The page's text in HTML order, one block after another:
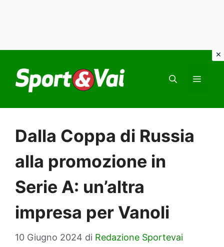
contenuto
Dalla Coppa di Russia
alla promozione in
Serie A: un’altra
impresa per Vanoli
10 Giugno 2024 di Redazione Sportevai